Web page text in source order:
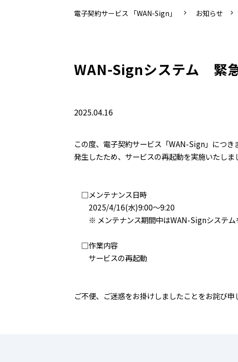
電子契約サービス 「WAN-Sign」 お知らせ
WAN-Signシステム　緊
2025.04.16
この度、電子契約サービス「WAN-Sign」につ
発生したため、サービスの再起動を実施いたしま
□メンテナンス日時
2025/4/16(水)9:00～9:20
※ メンテナンス期間中はWAN-Signシステム
□作業内容
サービスの再起動
ご不便、ご迷惑をお掛けしましたことをお詫び申